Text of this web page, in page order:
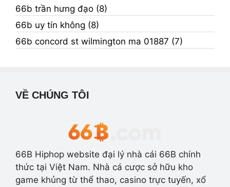
66b trần hưng đạo (8)
66b uy tín không (8)
66b concord st wilmington ma 01887 (7)
VỀ CHÚNG TÔI
66B Hiphop website đại lý nhà cái 66B chính
thức tại Việt Nam. Nhà cá cược sở hữu kho
game khủng từ thể thao, casino trực tuyến, xổ